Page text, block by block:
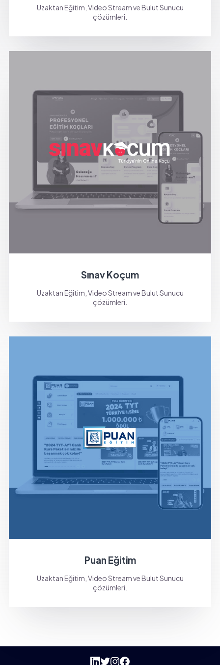
Uzaktan Eğitim, Video Stream ve Bulut Sunucu
çözümleri.
Sınav Koçum
Uzaktan Eğitim, Video Stream ve Bulut Sunucu
çözümleri.
Puan Eğitim
Uzaktan Eğitim, Video Stream ve Bulut Sunucu
çözümleri.